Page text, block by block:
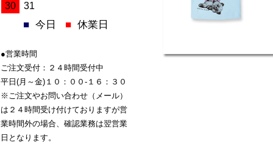
30
31
■ 今日 ■ 休業日
●営業時間
ご注文受付：２４時間受付中
平日(月～金)１０：００-１６：３０
※ご注文やお問い合わせ（メール）
は２４時間受け付けておりますが営
業時間外の場合、確認業務は翌営業
日となります。